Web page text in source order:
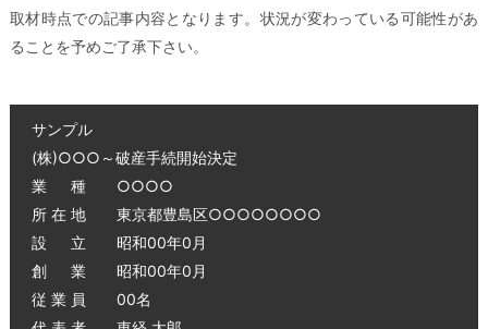
取材時点での記事内容となります。状況が変わっている可能性があ
ることを予めご了承下さい。
サンプル
(株)○○○～破産手続開始決定
業 種 ○○○○
所 在 地 東京都豊島区○○○○○○○○
設 立 昭和00年0月
創 業 昭和00年0月
従 業 員 00名